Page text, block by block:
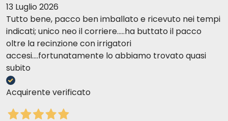
13 Luglio 2026
Tutto bene, pacco ben imballato e ricevuto nei tempi
indicati; unico neo il corriere.....ha buttato il pacco
oltre la recinzione con irrigatori
accesi....fortunatamente lo abbiamo trovato quasi
subito
Acquirente verificato